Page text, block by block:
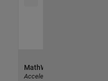
MathWorks
Accelerating